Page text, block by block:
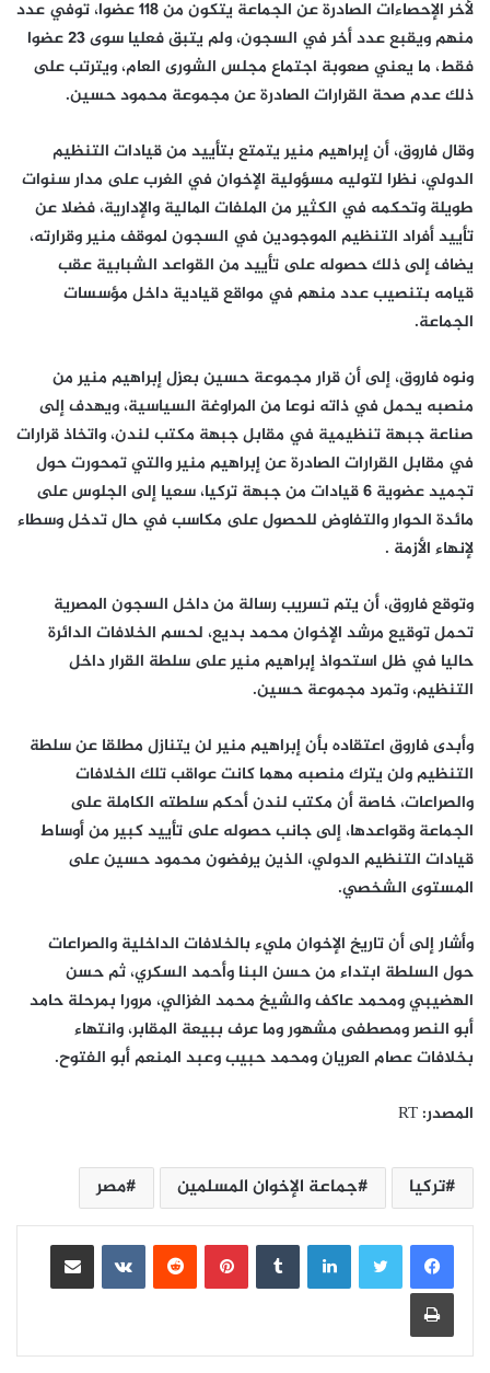
لأخر الإحصاءات الصادرة عن الجماعة يتكون من 118 عضوا، توفي عدد
منهم ويقبع عدد أخر في السجون، ولم يتبق فعليا سوى 23 عضوا
فقط، ما يعني صعوبة اجتماع مجلس الشورى العام، ويترتب على
ذلك عدم صحة القرارات الصادرة عن مجموعة محمود حسين.
وقال فاروق، أن إبراهيم منير يتمتع بتأييد من قيادات التنظيم
الدولي، نظرا لتوليه مسؤولية الإخوان في الغرب على مدار سنوات
طويلة وتحكمه في الكثير من الملفات المالية والإدارية، فضلا عن
تأييد أفراد التنظيم الموجودين في السجون لموقف منير وقرارته،
يضاف إلى ذلك حصوله على تأييد من القواعد الشبابية عقب
قيامه بتنصيب عدد منهم في مواقع قيادية داخل مؤسسات
الجماعة.
ونوه فاروق، إلى أن قرار مجموعة حسين بعزل إبراهيم منير من
منصبه يحمل في ذاته نوعا من المراوغة السياسية، ويهدف إلى
صناعة جبهة تنظيمية في مقابل جبهة مكتب لندن، واتخاذ قرارات
في مقابل القرارات الصادرة عن إبراهيم منير والتي تمحورت حول
تجميد عضوية 6 قيادات من جبهة تركيا، سعيا إلى الجلوس على
مائدة الحوار والتفاوض للحصول على مكاسب في حال تدخل وسطاء
لإنهاء الأزمة .
وتوقع فاروق، أن يتم تسريب رسالة من داخل السجون المصرية
تحمل توقيع مرشد الإخوان محمد بديع، لحسم الخلافات الدائرة
حاليا في ظل استحواذ إبراهيم منير على سلطة القرار داخل
التنظيم، وتمرد مجموعة حسين.
وأبدى فاروق اعتقاده بأن إبراهيم منير لن يتنازل مطلقا عن سلطة
التنظيم ولن يترك منصبه مهما كانت عواقب تلك الخلافات
والصراعات، خاصة أن مكتب لندن أحكم سلطته الكاملة على
الجماعة وقواعدها، إلى جانب حصوله على تأييد كبير من أوساط
قيادات التنظيم الدولي، الذين يرفضون محمود حسين على
المستوى الشخصي.
وأشار إلى أن تاريخ الإخوان مليء بالخلافات الداخلية والصراعات
حول السلطة ابتداء من حسن البنا وأحمد السكري، ثم حسن
الهضيبي ومحمد عاكف والشيخ محمد الغزالي، مرورا بمرحلة حامد
أبو النصر ومصطفى مشهور وما عرف ببيعة المقابر، وانتهاء
بخلافات عصام العريان ومحمد حبيب وعبد المنعم أبو الفتوح.
المصدر: RT
تركيا جماعة الإخوان المسلمين مصر
لينكدإن بينتيريست
مشاركة عبر البريد
طباعة